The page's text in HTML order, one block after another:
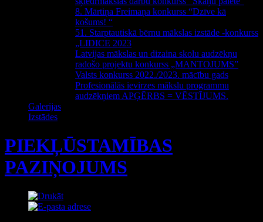
8. Mārtiņa Freimaņa konkurss “Dzīve kā
košums! “
51. Starptautiskā bērnu mākslas izstāde -konkurss
„LIDICE 2023
Latvijas mākslas un dizaina skolu audzēkņu
radošo projektu konkurss „MANTOJUMS”
Valsts konkurss 2022./2023. mācību gads
Profesionālās ievirzes mākslu programmu
audzēkņiem APĢĒRBS = VĒSTĪJUMS.
Galerijas
Izstādes
PIEKĻŪSTAMĪBAS
PAZIŅOJUMS